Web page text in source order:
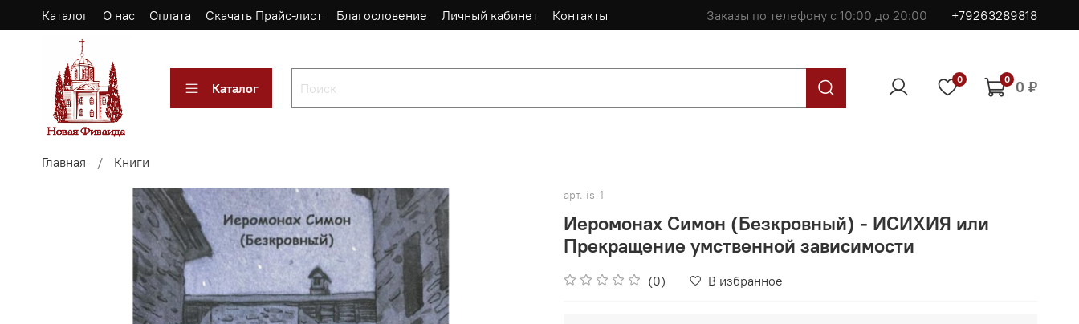
Каталог О нас Оплата Скачать Прайс-лист Благословение Личный кабинет Контакты Заказы по телефону с 10:00 до 20:00 +79263289818
Каталог
0 0 0 ₽
Главная Книги
арт. is-1
Иеромонах Симон (Безкровный) - ИСИХИЯ или
Прекращение умственной зависимости
(0) В избранное